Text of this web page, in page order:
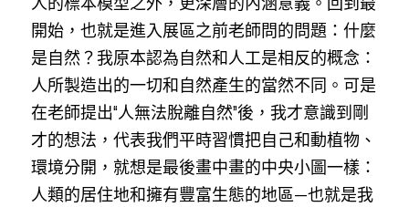
開始，也就是進入展區之前老師問的問題：什麼
是自然？我原本認為自然和人工是相反的概念：
人所製造出的一切和自然產生的當然不同。可是
在老師提出“人無法脫離自然”後，我才意識到剛
才的想法，代表我們平時習慣把自己和動植物、
環境分開，就想是最後畫中畫的中央小圖一樣：
人類的居住地和擁有豐富生態的地區—也就是我